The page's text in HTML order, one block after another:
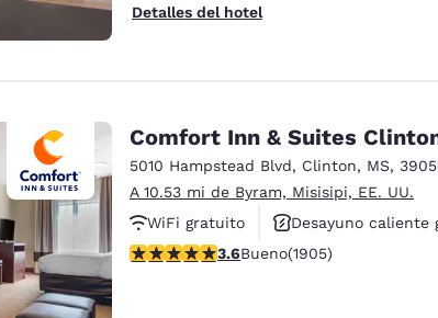
Detalles del hotel
Comfort Inn & Suites
5010 Hampstead Blvd, Clinton, MS,
A 10.53 mi de Byram, Misisipi, EE. UU.
WiFi gratuito
Desayuno caliente
calificación de 3.58 estrellas. Bueno.
3.6Bueno(1905)